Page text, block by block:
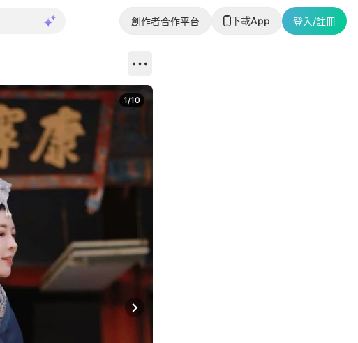
創作者合作平台 下載App 登入/註冊
Next slide
1/10